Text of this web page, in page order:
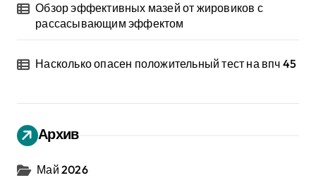
Обзор эффективных мазей от жировиков с
рассасывающим эффектом
Насколько опасен положительный тест на впч 45
Архив
Май 2026